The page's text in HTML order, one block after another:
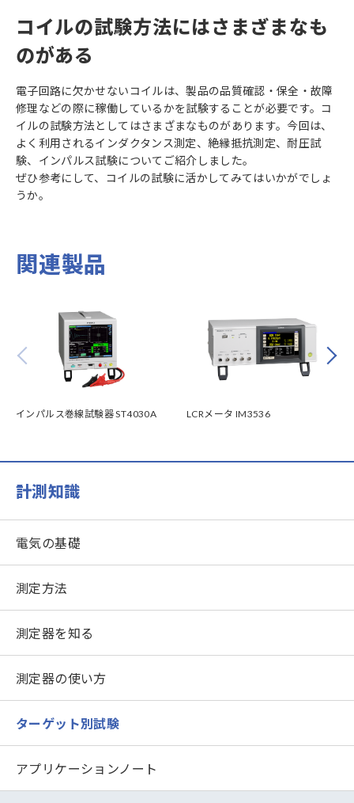
コイルの試験方法にはさまざまなも
のがある
電子回路に欠かせないコイルは、製品の品質確認・保全・故障
修理などの際に稼働しているかを試験することが必要です。コ
イルの試験方法としてはさまざまなものがあります。今回は、
よく利用されるインダクタンス測定、絶縁抵抗測定、耐圧試
験、インパルス試験についてご紹介しました。
ぜひ参考にして、コイルの試験に活かしてみてはいかがでしょ
うか。
関連製品
インパルス巻線試験器 ST4030A LCRメータ IM3536
Next
Prev
計測知識
電気の基礎
測定方法
測定器を知る
測定器の使い方
ターゲット別試験
アプリケーションノート